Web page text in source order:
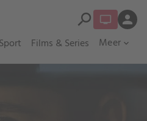
Sport Films & Series Meer expand_more
search person